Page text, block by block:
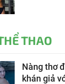
THAO
Nàng thơ
khán giả